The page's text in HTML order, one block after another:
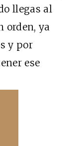
llegas al
orden, ya
y por
ese